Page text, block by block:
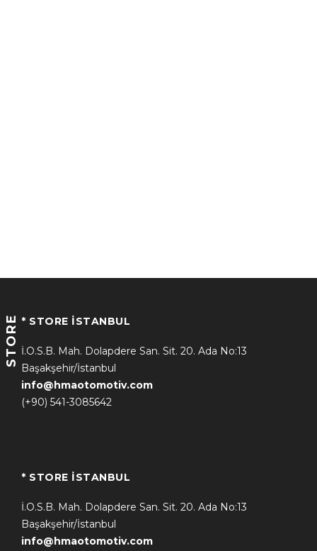
STORE * STORE İSTANBUL
İ.O.S.B. Mah. Dolapdere San. Sit. 20. Ada No:13
Başakşehir/İstanbul
info@hmaotomotiv.com
(+90) 541-3085642
* STORE İSTANBUL
İ.O.S.B. Mah. Dolapdere San. Sit. 20. Ada No:13
Başakşehir/İstanbul
info@hmaotomotiv.com